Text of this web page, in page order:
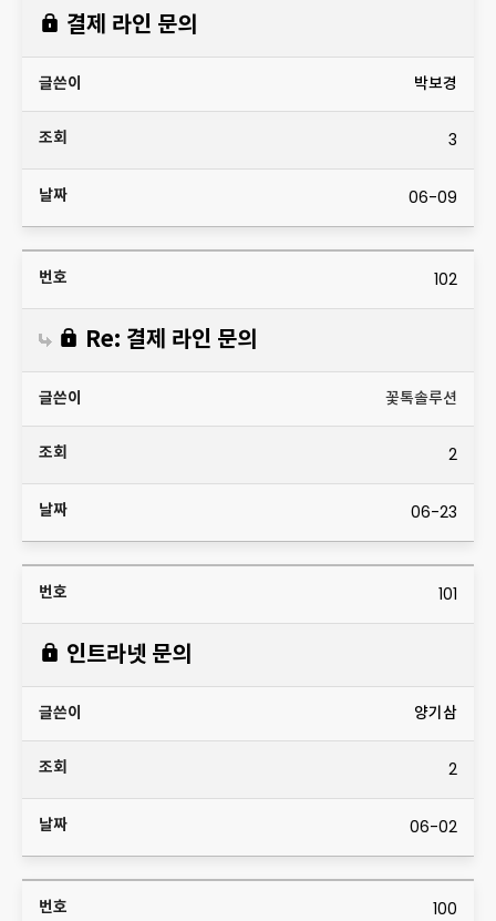
결제 라인 문의
박보경
3
06-09
102
Re: 결제 라인 문의
꽃톡솔루션
2
06-23
101
인트라넷 문의
양기삼
2
06-02
100